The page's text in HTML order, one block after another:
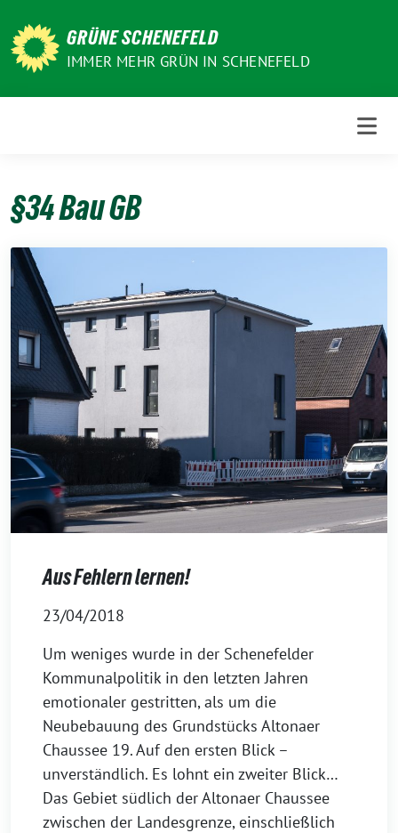
zum
Inhalt
GRÜNE SCHENEFELD
IMMER MEHR GRÜN IN SCHENEFELD
§34 Bau GB
Aus Fehlern lernen!
23/04/2018
Um weniges wurde in der Schenefelder
Kommunalpolitik in den letzten Jahren
emotionaler gestritten, als um die
Neubebauung des Grundstücks Altonaer
Chaussee 19. Auf den ersten Blick –
unverständlich. Es lohnt ein zweiter Blick…
Das Gebiet südlich der Altonaer Chaussee
zwischen der Landesgrenze, einschließlich